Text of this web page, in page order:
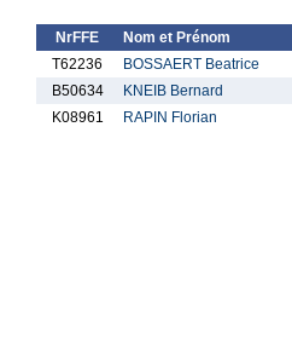
NrFFE Nom et Prénom
T62236
BOSSAERT Beatrice
B50634
KNEIB Bernard
K08961
RAPIN Florian